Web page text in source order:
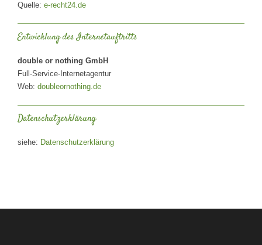
Quelle: e-recht24.de
Entwicklung des Internetauftritts
double or nothing GmbH
Full-Service-Internetagentur
Web: doubleornothing.de
Datenschutzerklärung
siehe: Datenschutzerklärung